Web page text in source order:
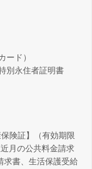
ド）
別永住者証明書
険証】（有効期限
月の公共料金請求
書、生活保護受給